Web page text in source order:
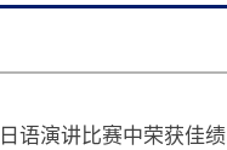
语演讲比赛中荣获佳绩